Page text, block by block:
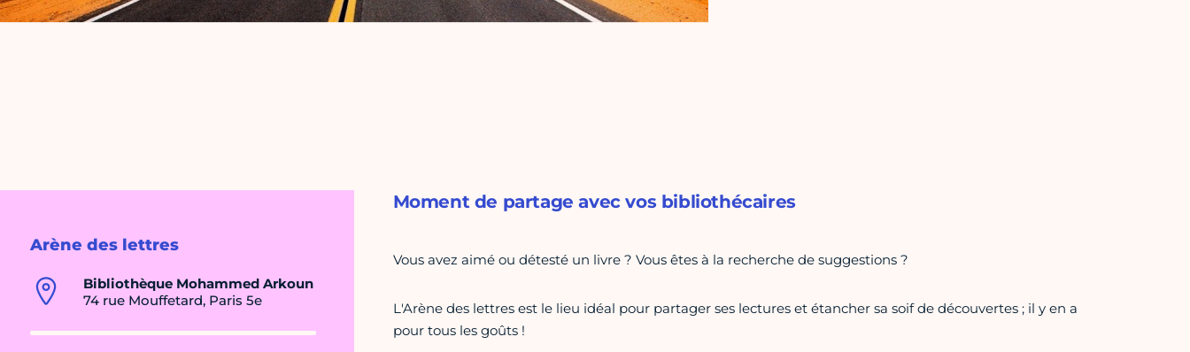
Arène des lettres
Bibliothèque Mohammed Arkoun
74 rue Mouffetard, Paris 5e
Moment de partage avec vos bibliothécaires
Vous avez aimé ou détesté un livre ? Vous êtes à la recherche de suggestions ?
L'Arène des lettres est le lieu idéal pour partager ses lectures et étancher sa soif de découvertes ; il y en a
pour tous les goûts !